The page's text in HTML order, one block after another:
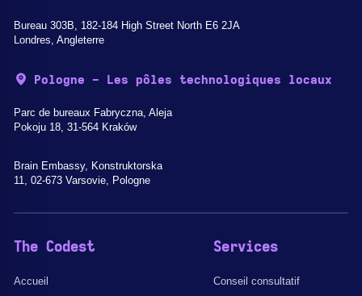
Bureau 303B, 182-184 High Street North E6 2JA
Londres, Angleterre
Pologne - Les pôles technologiques locaux
Parc de bureaux Fabryczna, Aleja
Pokoju 18, 31-564 Kraków
Brain Embassy, Konstruktorska
11, 02-673 Varsovie, Pologne
The Codest
Accueil
Services
Conseil consultatif